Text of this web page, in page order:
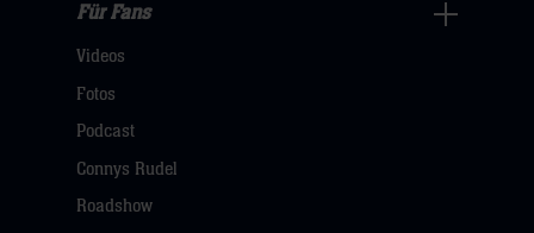
Fans
Navigation
öffnen,
Für Fans
Videos
Fotos
Podcast
Connys Rudel
Roadshow